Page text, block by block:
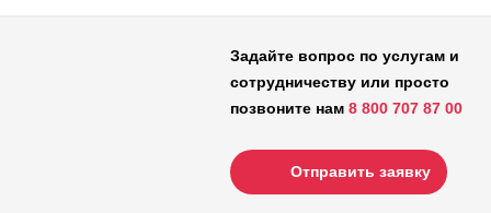
Задайте вопрос по услугам и
сотрудничеству или просто
позвоните нам 8 800 707 87 00
Отправить заявку